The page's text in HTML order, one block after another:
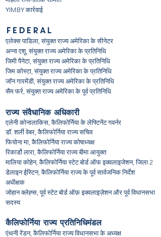
YIMBY कार्रवाई
FEDERAL
एलेक्स पाडिला, संयुक्त राज्य अमेरिका के सीनेटर
अन्ना एशू, संयुक्त राज्य अमेरिका के प्रतिनिधि
जिमी पैनेटा, संयुक्त राज्य अमेरिका के प्रतिनिधि
जिम कोस्टा, संयुक्त राज्य अमेरिका के प्रतिनिधि
जॉन गारमेंडी, संयुक्त राज्य अमेरिका के प्रतिनिधि
सैम फर्र, संयुक्त राज्य अमेरिका के पूर्व प्रतिनिधि
राज्य संवैधानिक अधिकारी
एलेनी कोनालाकिस, कैलिफोर्निया के लेफ्टिनेंट गवर्नर
डॉ. शर्ली वेबर, कैलिफोर्निया राज्य सचिव
फियोना मा, कैलिफोर्निया राज्य कोषाध्यक्ष
रिकार्डो लारा, कैलिफोर्निया राज्य बीमा आयुक्त
मालिया कोहेन, कैलिफोर्निया स्टेट बोर्ड ऑफ इक्वलाइजेशन, जिला 2
डेलाइन ईस्टिन, कैलिफोर्निया राज्य के पूर्व सार्वजनिक निर्देश
अधीक्षक​
जोहान क्लेह्स, पूर्व स्टेट बोर्ड ऑफ़ इक्वलाइज़ेशन और पूर्व विधानसभा
सदस्य
कैलिफोर्निया राज्य प्रतिनिधिमंडल
एंथनी रेंडन, कैलिफोर्निया राज्य विधानसभा के अध्यक्ष